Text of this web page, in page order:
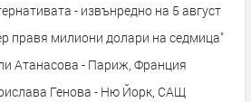
- извънредно на 5 август
правя милиони долари на седмица"
Атанасова - Париж, Франция
Генова - Ню Йорк, САЩ